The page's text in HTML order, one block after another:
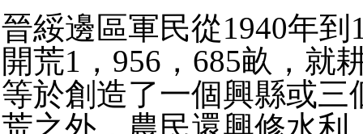
晉綏邊區軍民從1940年到
開荒1，956，685畝，就
等於創造了一個興縣或三